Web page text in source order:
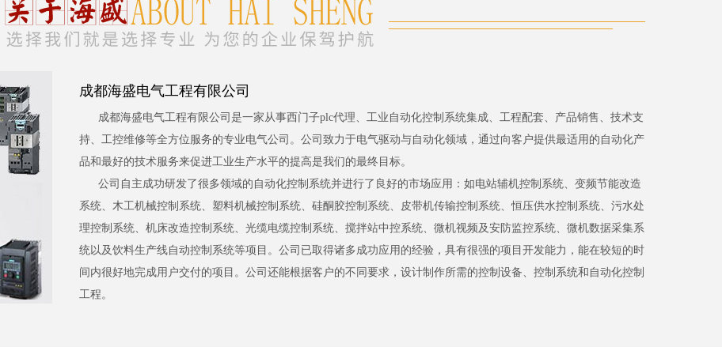
成都海盛电气工程有限公司
成都海盛电气工程有限公司是一家从事西门子plc代理、工业自动化控制系统集成、工程配套、产品销售、技术支
持、工控维修等全方位服务的专业电气公司。公司致力于电气驱动与自动化领域，通过向客户提供最适用的自动化产
品和最好的技术服务来促进工业生产水平的提高是我们的最终目标。
公司自主成功研发了很多领域的自动化控制系统并进行了良好的市场应用：如电站辅机控制系统、变频节能改造
系统、木工机械控制系统、塑料机械控制系统、硅酮胶控制系统、皮带机传输控制系统、恒压供水控制系统、污水处
理控制系统、机床改造控制系统、光缆电缆控制系统、搅拌站中控系统、微机视频及安防监控系统、微机数据采集系
统以及饮料生产线自动控制系统等项目。公司已取得诸多成功应用的经验，具有很强的项目开发能力，能在较短的时
间内很好地完成用户交付的项目。公司还能根据客户的不同要求，设计制作所需的控制设备、控制系统和自动化控制
工程。